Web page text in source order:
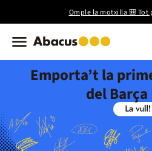
Omple la motxilla 🎒 Tot
Emporta’t la
del